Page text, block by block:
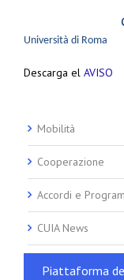
Università di Roma
Descarga el AVISO
Mobilità
Cooperazione
Accordi e
CUIA News
Piattaforma